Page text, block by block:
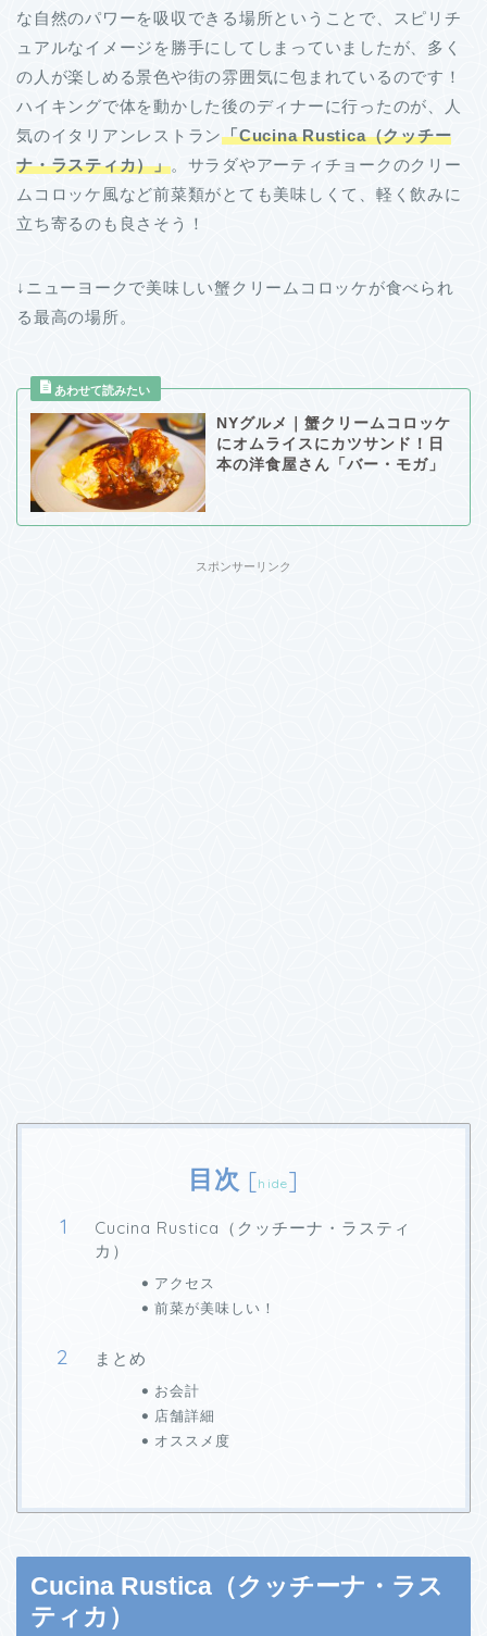
な自然のパワーを吸収できる場所ということで、スピリチ
ュアルなイメージを勝手にしてしまっていましたが、多く
の人が楽しめる景色や街の雰囲気に包まれているのです！
ハイキングで体を動かした後のディナーに行ったのが、人
気のイタリアンレストラン「Cucina Rustica（クッチー
ナ・ラスティカ）」。サラダやアーティチョークのクリー
ムコロッケ風など前菜類がとても美味しくて、軽く飲みに
立ち寄るのも良さそう！
↓ニューヨークで美味しい蟹クリームコロッケが食べられ
る最高の場所。
NYグルメ｜蟹クリームコロッケ
にオムライスにカツサンド！日
本の洋食屋さん「バー・モガ」
スポンサーリンク
目次 [hide]
Cucina Rustica（クッチーナ・ラスティ
カ）
アクセス
前菜が美味しい！
まとめ
お会計
店舗詳細
オススメ度
Cucina Rustica（クッチーナ・ラス
ティカ）